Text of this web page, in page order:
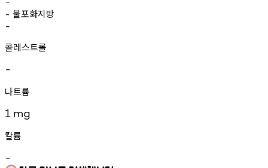
- 불포화지방
-
콜레스트롤
-
나트륨
1 mg
칼륨
-